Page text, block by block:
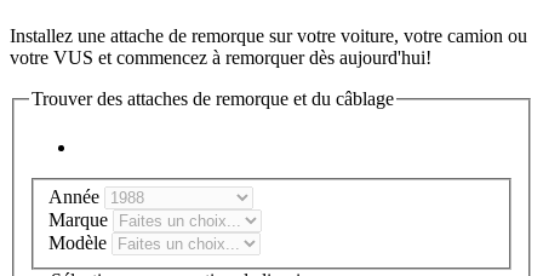
Installez une attache de remorque sur votre voiture, votre camion ou
votre VUS et commencez à remorquer dès aujourd'hui!
Trouver des attaches de remorque et du câblage
Année
Marque
Modèle